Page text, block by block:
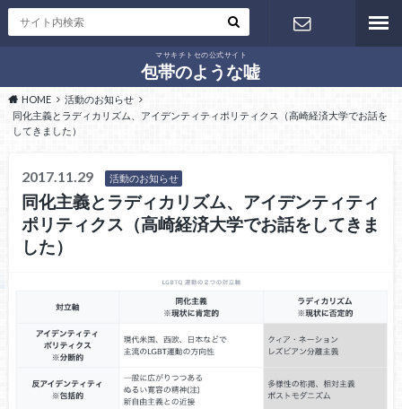
マサキチトセの公式サイト
包帯のような嘘
せ
HOME
活動のお知らせ
同化主義とラディカリズム、アイデンティティポリティクス（高崎経済大学でお話を
してきました）
2017.11.29 活動のお知らせ
同化主義とラディカリズム、アイデンティティ
ポリティクス（高崎経済大学でお話をしてきま
した）